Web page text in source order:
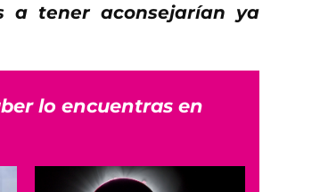
a tener aconsejarían ya
lo encuentras en